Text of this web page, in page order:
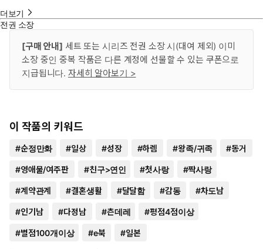
더보기
전권 소장
[구매 안내] 세트 또는 시리즈 전권 소장 시(대여 제외) 이미
소장 중인 중복 작품은 다른 계정에 선물할 수 있는 쿠폰으로
지급됩니다. 자세히 알아보기 >
이 작품의 키워드
#순정만화 #일상 #성장 #하렘 #왕족/귀족 #동거
#영애물/여주판 #친구>연인 #첫사랑 #짝사랑
#계약관계 #결혼생활 #달달함 #감동 #차도남
#인기남 #다정남 #츤데레 #평점4점이상
#별점100개이상 #e북 #일본